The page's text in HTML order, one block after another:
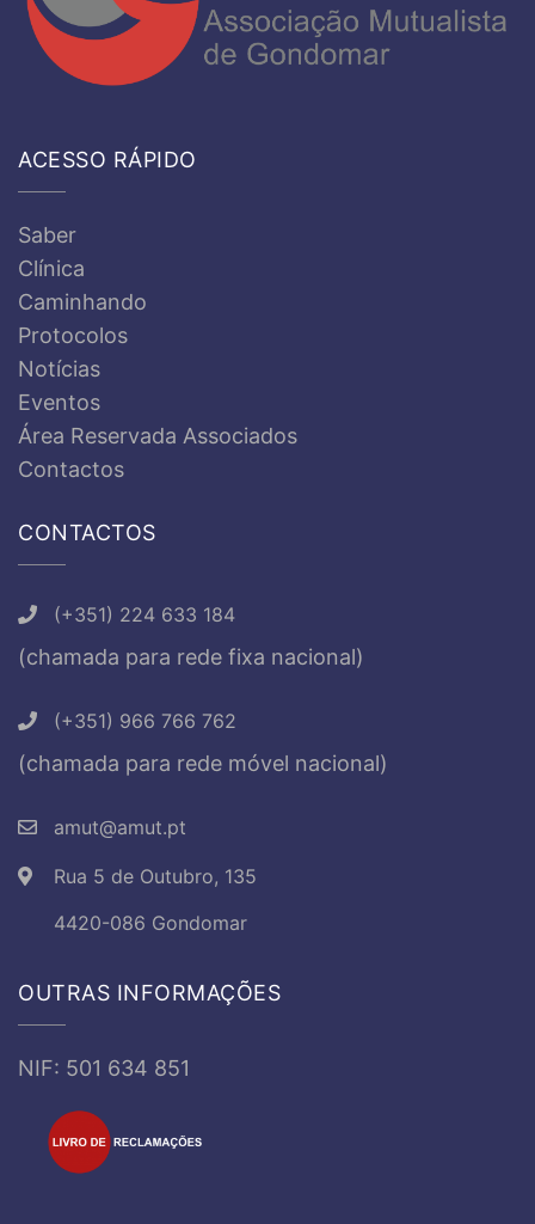
ACESSO RÁPIDO
Saber
Clínica
Caminhando
Protocolos
Notícias
Eventos
Área Reservada Associados
Contactos
CONTACTOS
(+351) 224 633 184
(chamada para rede fixa nacional)
(+351) 966 766 762
(chamada para rede móvel nacional)
amut@amut.pt
Rua 5 de Outubro, 135
4420-086 Gondomar
OUTRAS INFORMAÇÕES
NIF: 501 634 851